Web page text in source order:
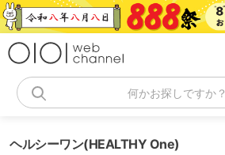
コ
ン
何かお探しですか？
ヘルシーワン(HEALTHY One)